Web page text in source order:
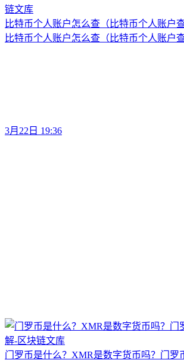
比特币个人账户怎么查（比特币个人账户
比特币个人账户怎么查（比特币个人账户
3月22日 19:36
门罗币是什么？XMR是数字货币吗？门罗